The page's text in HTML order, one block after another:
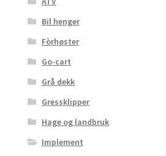
Bil henger
Fòrhøster
Go-cart
Grå dekk
Gressklipper
Hage og landbruk
Implement